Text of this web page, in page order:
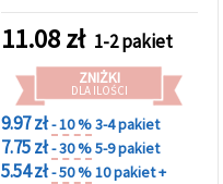
11.08zł 1-2 pakiet
ZNIŻKI
DLA ILOŚCI
9.97 zł- 10 %3-4 pakiet
7.75 zł- 30 %5-9 pakiet
5.54 zł- 50 %10 pakiet +